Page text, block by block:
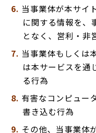
当事業体が本サイ
に関する情報を、
となく、営利・非
当事業体もしくは
は本サービスを通
る行為
有害なコンピュー
書き込む行為
その他、当事業体